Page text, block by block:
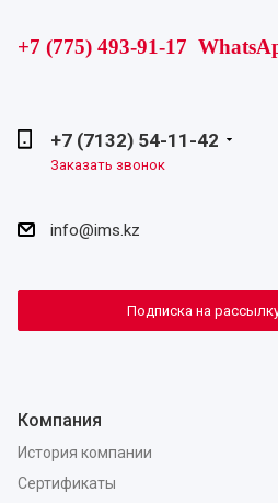
+7 (775) 493-91-17
+7 (7132) 54-11-42
Заказать звонок
info@ims.kz
Подписка на
Компания
История компании
Сертификаты